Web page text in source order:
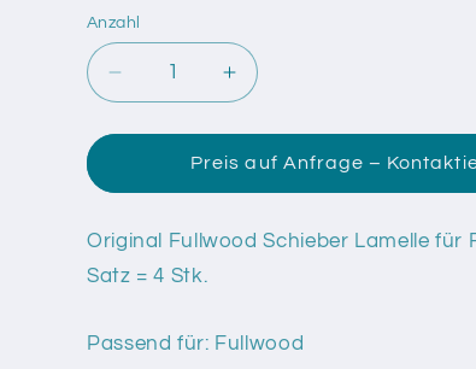
Anzahl
Anzahl
Verringere
die
Menge
Original
Schieber
Lamelle
4
Erhöhe
die
Menge
für
Original
Schieber
4
Preis auf Anfrage –
Original Fullwood Schieber Lamelle für
Satz = 4 Stk.
Passend für: Fullwood